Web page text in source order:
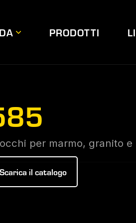
PRODOTTI
per marmo, granito
Scarica il catalogo